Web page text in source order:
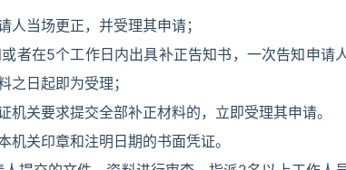
人当场更正，并受理其申请；
者在5个工作日内出具补正告知书，一次告知申请
日起即为受理；
机关要求提交全部补正材料的，立即受理其申请。
关印章和注明日期的书面凭证。